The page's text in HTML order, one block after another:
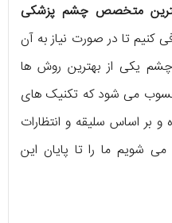
متخصص چشم پزشکی
کنیم تا در صورت نیاز به آن
چشم یکی از بهترین روش ها
می شود که تکنیک های
بر اساس سلیقه و انتظارات
شویم ما را تا پایان این